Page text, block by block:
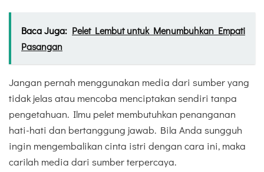
Baca Juga: Pelet Lembut untuk Menumbuhkan Empati
Pasangan
Jangan pernah menggunakan media dari sumber yang
tidak jelas atau mencoba menciptakan sendiri tanpa
pengetahuan. Ilmu pelet membutuhkan penanganan
hati-hati dan bertanggung jawab. Bila Anda sungguh
ingin mengembalikan cinta istri dengan cara ini, maka
carilah media dari sumber terpercaya.